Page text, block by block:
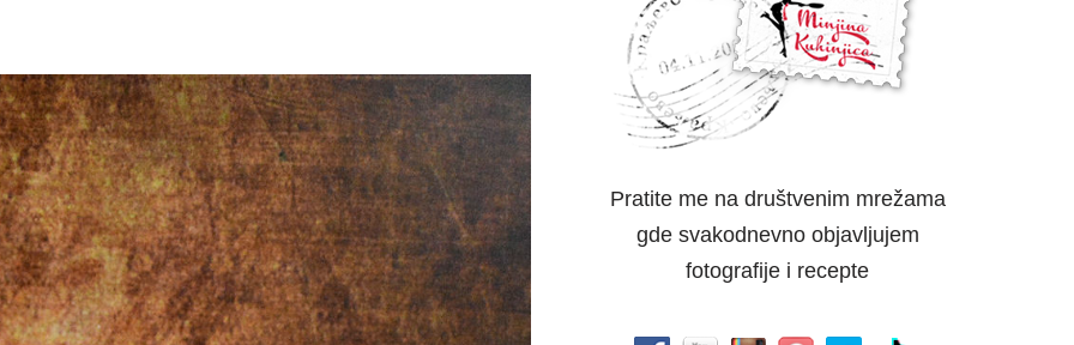
Pratite me na društvenim mrežama
gde svakodnevno objavljujem
fotografije i recepte